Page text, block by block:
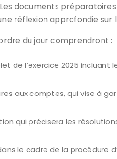
documents
réflexion approfondie sur
du jour comprendront :
de l’exercice 2025
aux comptes, qui vise à
qui précisera les
le cadre de la procédure